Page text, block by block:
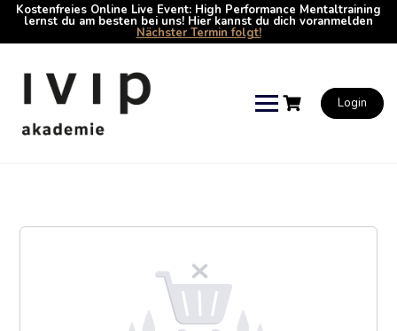
Kostenfreies Online Live Event: High Performance Mentaltraining
lernst du am besten bei uns! Hier kannst du dich voranmelden
Nächster Termin folgt!
Login